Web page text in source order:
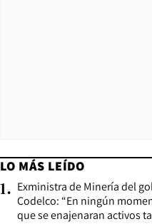
LO MÁS LEÍDO
1. Exministra de Minería del
Codelco: “En ningún
que se enajenaran activos